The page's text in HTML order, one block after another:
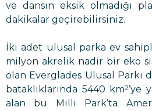
ve dansın eksik olmadığı
dakikalar geçirebilirsiniz.
İki adet ulusal parka ev
milyon akrelik nadir bir eko
olan Everglades Ulusal Parkı
bataklıklarında 5440 km²’ye
alan bu Milli Park’ta